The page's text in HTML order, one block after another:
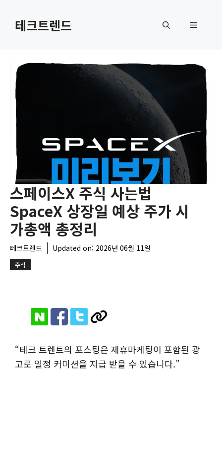
테크트렌드 메
스페이스X 주식 사는법
SpaceX 상장일 예상 주가 시
가총액 총정리
테크트렌드 Updated on: 2026년 06월 11일
주식
“테크 트렌트의 포스팅은 제휴마케팅이 포함된 광
고로 일정 커미션을 지급 받을 수 있습니다.”